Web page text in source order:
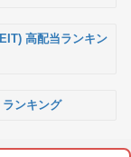
高配当ランキン
ンキング